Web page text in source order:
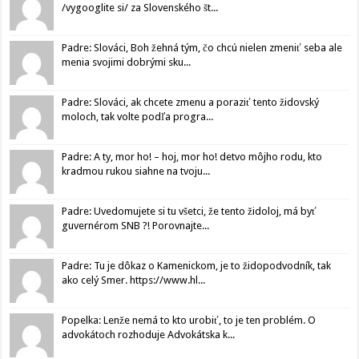
/vygooglite si/ za Slovenského št...
Padre: Slováci, Boh žehná tým, čo chcú nielen zmeniť seba ale
menia svojimi dobrými sku...
Padre: Slováci, ak chcete zmenu a poraziť tento židovský
moloch, tak volte podľa progra...
Padre: A ty, mor ho! – hoj, mor ho! detvo môjho rodu, kto
kradmou rukou siahne na tvoju...
Padre: Uvedomujete si tu všetci, že tento židoloj, má byť
guvernérom SNB ?! Porovnajte...
Padre: Tu je dôkaz o Kamenickom, je to židopodvodník, tak
ako celý Smer. https://www.hl...
Popelka: Lenže nemá to kto urobiť, to je ten problém. O
advokátoch rozhoduje Advokátska k...